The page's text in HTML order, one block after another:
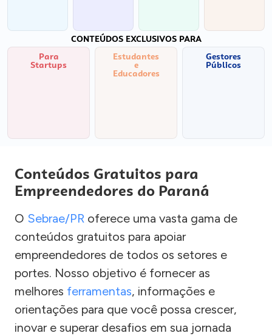
CONTEÚDOS EXCLUSIVOS PARA
Para
Startups
Estudantes
e
Educadores
Gestores
Públicos
Conteúdos Gratuitos para
Empreendedores do Paraná
O Sebrae/PR oferece uma vasta gama de
conteúdos gratuitos para apoiar
empreendedores de todos os setores e
portes. Nosso objetivo é fornecer as
melhores ferramentas, informações e
orientações para que você possa crescer,
inovar e superar desafios em sua jornada